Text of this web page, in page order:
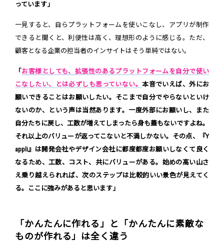
っています」
一見すると、自らプラットフォームを使いこなし、アプリが制作
できると聞くと、利便性は高く、理想形のように感じる。ただ、
顧客となる企業の担当者のインサイトはそう単純ではない。
「 お客様としても、拡張性のあるプラットフォームを自分で使い
こなしたい、とは必ずしも思っていない。本音でいえば、外にお
願いできることはお願いしたい。そこまで自分でやらないといけ
ないのか、という声は当然あります。一度外部にお願いし、また
自分たちに戻し、工数が増えてしまったら身も蓋もないですよね。
それ以上のバリューが返ってこないと不満しかない。その点、『Y
appli』は開発会社やデザイン会社に都度都度お願いしなくて良く
なるため、工数、コスト、共にバリューがある。始めの高い山さ
え乗り越えられれば、次のステップは比較的いい景色が見えてく
る。ここに強みがあると思います」
「かんたんに作れる」と「かんたんに素敵な
ものが作れる」は全く違う